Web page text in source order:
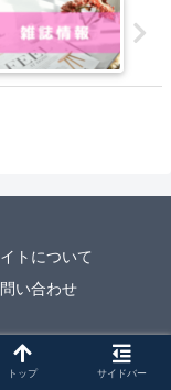
トについて
問い合わせ
報館.
トップ サイドバー